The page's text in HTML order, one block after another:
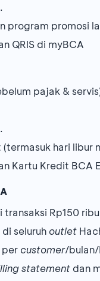
program promosi
QRIS di myBCA
pajak &
hari libur
Kartu Kredit BCA
transaksi Rp150
seluruh outlet
per customer/bulan/
statement dan